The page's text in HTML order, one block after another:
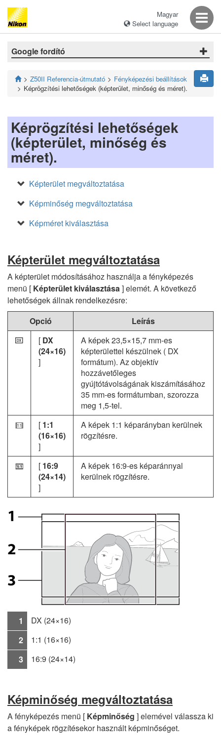
Magyar
Select language
Google fordító
Z50II Referencia-útmutató
Fényképezési beállítások
Képrögzítési lehetőségek (képterület, minőség és méret).
Képrögzítési lehetőségek
(képterület, minőség és
méret).
Képterület megváltoztatása
Képminőség megváltoztatása
Képméret kiválasztása
Képterület megváltoztatása
A képterület módosításához használja a fényképezés
menü [ Képterület kiválasztása] elemét. A következő
lehetőségek állnak rendelkezésre:
Opció
Leírás
a [ DX
(24×16)
]
A képek 23,5×15,7 mm-es
képterülettel készülnek ( DX
formátum). Az objektív
hozzávetőleges
gyújtótávolságának kiszámításához
35 mm-es formátumban, szorozza
meg 1,5-tel.
m [ 1:1
(16×16)
]
A képek 1:1 képarányban kerülnek
rögzítésre.
Z [ 16:9
(24×14)
]
A képek 16:9-es képaránnyal
kerülnek rögzítésre.
1
DX (24×16)
2
1:1 (16×16)
3
16:9 (24×14)
Képminőség megváltoztatása
A fényképezés menü [ Képminőség ] elemével válassza ki
a fényképek rögzítésekor használt képminőséget.